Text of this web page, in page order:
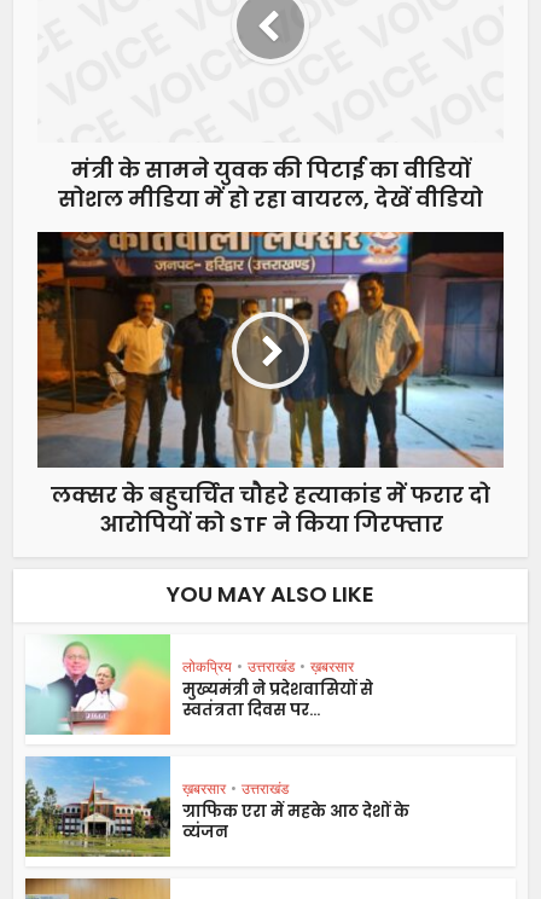
मंत्री के सामने युवक की पिटाई का वीडियों
सोशल मीडिया में हो रहा वायरल, देखें वीडियो
लक्सर के बहुचर्चित चौहरे हत्याकांड में फरार दो
आरोपियों को STF ने किया गिरफ्तार
YOU MAY ALSO LIKE
लोकप्रिय • उत्तराखंड • ख़बरसार
मुख्यमंत्री ने प्रदेशवासियों से
स्वतंत्रता दिवस पर...
ख़बरसार • उत्तराखंड
ग्राफिक एरा में महके आठ देशों के
व्यंजन